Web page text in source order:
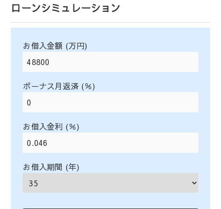
ローンシミュレーション
お借入金額 (万円)
ボーナス月返済 (％)
お借入金利 (％)
お借入期間 (年)